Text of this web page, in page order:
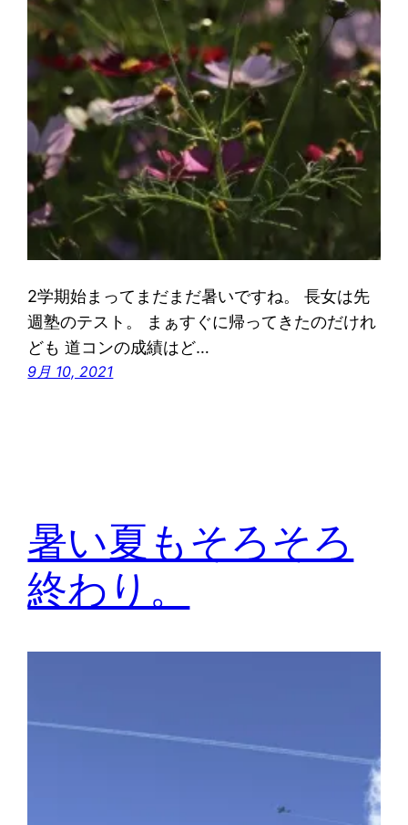
2学期始まってまだまだ暑いですね。 長女は先
週塾のテスト。 まぁすぐに帰ってきたのだけれ
ども 道コンの成績はど…
9月 10, 2021
暑い夏もそろそろ
終わり。